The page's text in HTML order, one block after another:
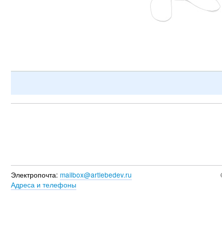
Электропочта: mailbox@artlebedev.ru
Адреса и телефоны